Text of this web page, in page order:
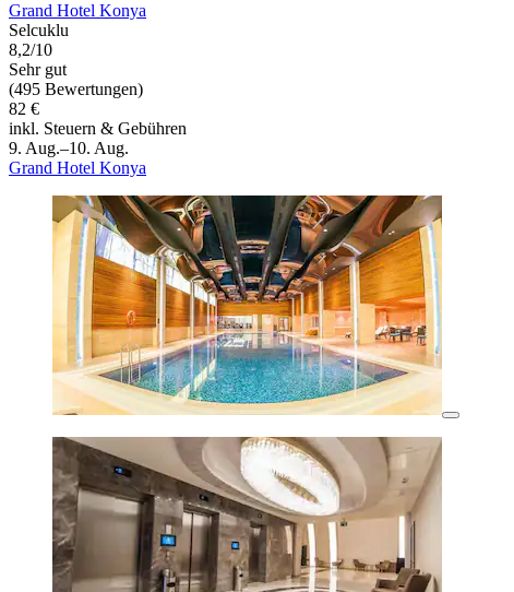
Grand Hotel Konya
Selcuklu
8,2/10
Sehr gut
(495 Bewertungen)
82 €
inkl. Steuern & Gebühren
9. Aug.–10. Aug.
Grand Hotel Konya